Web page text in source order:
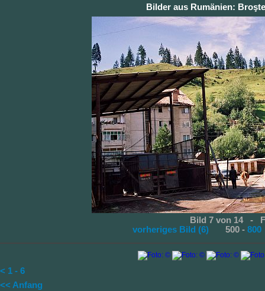
Bilder aus Rumänien:
Bild 7 von 14 -
vorheriges Bild (6)500 - 800
< 1 - 6
<< Anfang